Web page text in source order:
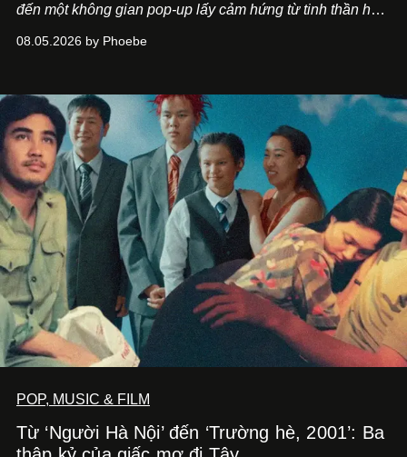
đến một không gian pop-up lấy cảm hứng từ tinh thần học
sống của thế hệ Gen Z giao thoa trong một trải nghiệm đa
08.05.2026 by Phoebe
POP, MUSIC & FILM
Từ ‘Người Hà Nội’ đến ‘Trường hè, 2001’: Ba